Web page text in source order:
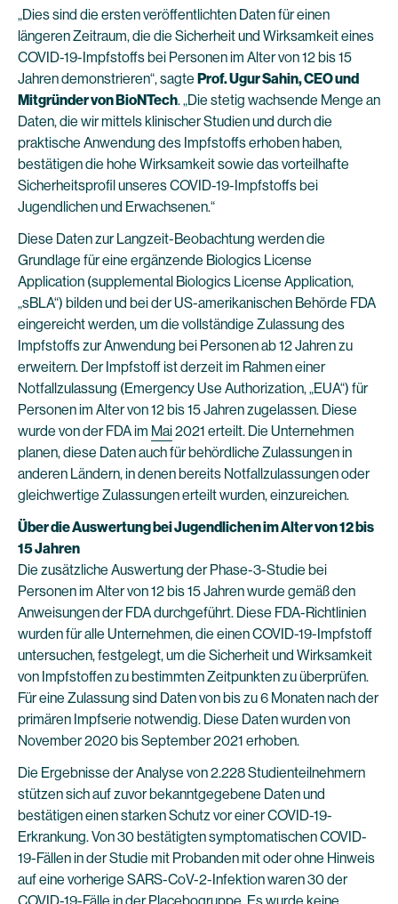
„Dies sind die ersten veröffentlichten Daten für einen
längeren Zeitraum, die die Sicherheit und Wirksamkeit eines
COVID-19-Impfstoffs bei Personen im Alter von 12 bis 15
Jahren demonstrieren“, sagte Prof. Ugur Sahin, CEO und
Mitgründer von BioNTech. „Die stetig wachsende Menge an
Daten, die wir mittels klinischer Studien und durch die
praktische Anwendung des Impfstoffs erhoben haben,
bestätigen die hohe Wirksamkeit sowie das vorteilhafte
Sicherheitsprofil unseres COVID-19-Impfstoffs bei
Jugendlichen und Erwachsenen.“
Diese Daten zur Langzeit-Beobachtung werden die
Grundlage für eine ergänzende Biologics License
Application (supplemental Biologics License Application,
„sBLA“) bilden und bei der US-amerikanischen Behörde FDA
eingereicht werden, um die vollständige Zulassung des
Impfstoffs zur Anwendung bei Personen ab 12 Jahren zu
erweitern. Der Impfstoff ist derzeit im Rahmen einer
Notfallzulassung (Emergency Use Authorization, „EUA“) für
Personen im Alter von 12 bis 15 Jahren zugelassen. Diese
wurde von der FDA im Mai2021 erteilt. Die Unternehmen
planen, diese Daten auch für behördliche Zulassungen in
anderen Ländern, in denen bereits Notfallzulassungen oder
gleichwertige Zulassungen erteilt wurden, einzureichen.
Über die Auswertung bei Jugendlichen im Alter von 12 bis
15 Jahren
Die zusätzliche Auswertung der Phase-3-Studie bei
Personen im Alter von 12 bis 15 Jahren wurde gemäß den
Anweisungen der FDA durchgeführt. Diese FDA-Richtlinien
wurden für alle Unternehmen, die einen COVID-19-Impfstoff
untersuchen, festgelegt, um die Sicherheit und Wirksamkeit
von Impfstoffen zu bestimmten Zeitpunkten zu überprüfen.
Für eine Zulassung sind Daten von bis zu 6 Monaten nach der
primären Impfserie notwendig. Diese Daten wurden von
November 2020 bis September 2021 erhoben.
Die Ergebnisse der Analyse von 2.228 Studienteilnehmern
stützen sich auf zuvor bekanntgegebene Daten und
bestätigen einen starken Schutz vor einer COVID-19-
Erkrankung. Von 30 bestätigten symptomatischen COVID-
19-Fällen in der Studie mit Probanden mit oder ohne Hinweis
auf eine vorherige SARS-CoV-2-Infektion waren 30 der